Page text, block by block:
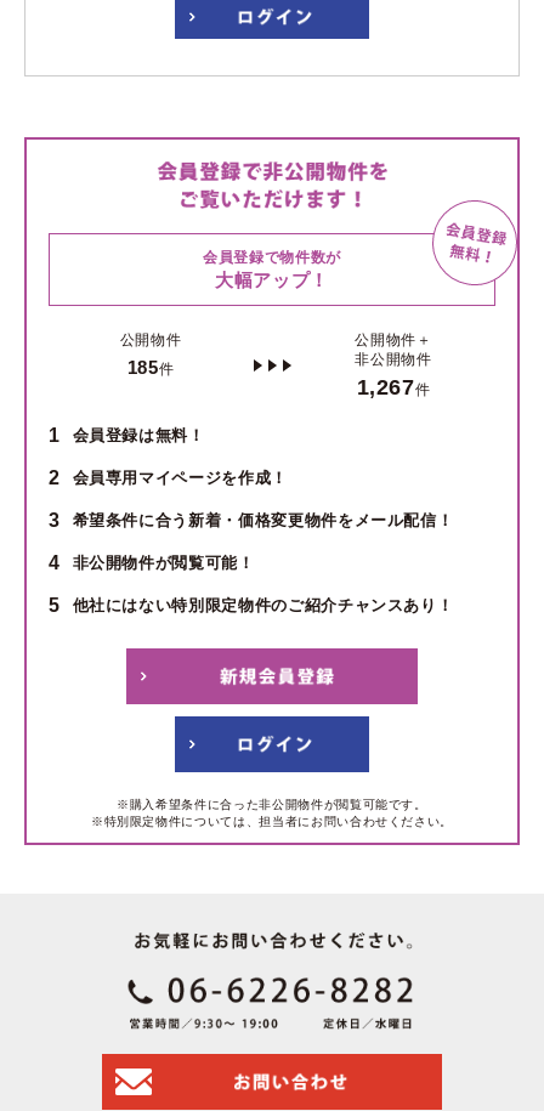
会員登録で物件数が
大幅アップ！
公開物件
185件
公開物件＋
非公開物件
1,267件
1 会員登録は無料！
2 会員専用マイページを作成！
3 希望条件に合う新着・価格変更物件をメール配信！
4 非公開物件が閲覧可能！
5 他社にはない特別限定物件のご紹介チャンスあり！
※購入希望条件に合った非公開物件が閲覧可能です。
※特別限定物件については、担当者にお問い合わせください。